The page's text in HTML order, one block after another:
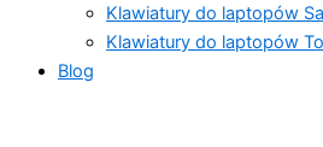
Klawiatury do laptopów
Klawiatury do laptopów
Blog